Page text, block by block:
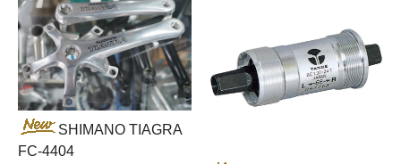
SHIMANO TIAGRA
FC-4404